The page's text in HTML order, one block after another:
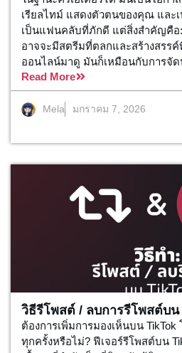
เรียลไทม์ แสดงตัวตนของคุณ และ
เป็นแฟนคลับที่ภักดี แต่สิ่งสำคัญคือ
อาจจะมีสตรีมที่ตลกและสร้างสรร
ออนไลน์มาดู มันก็เหมือนกับการจั
Read More
Mela มกราคม 7, 2026
วิธีรีโพสต์ / ลบการรีโพสต์บน
ต้องการเพิ่มการมองเห็นบน
ทุกครั้งหรือไม่? ฟีเจอร์รีโพสต์บน